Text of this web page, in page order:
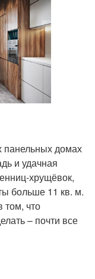
панельных домах
и удачная
хрущёвок,
больше 11 кв. м.
том, что
– почти все